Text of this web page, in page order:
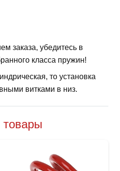
заказа, убедитесь в
класса пружин!
то установка
витками в низ.